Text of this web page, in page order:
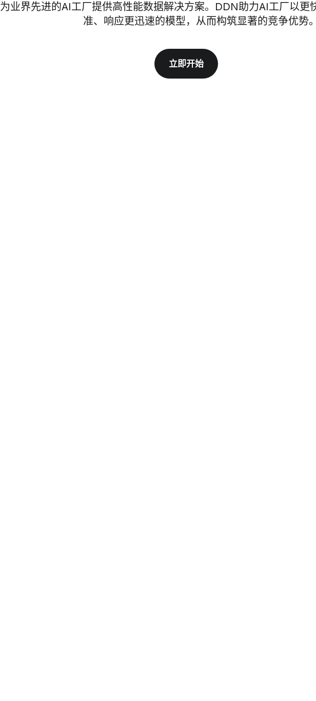
为业界先进的AI工厂提供高性能数据解决方案。DDN助力AI工厂以更
准、响应更迅速的模型，从而构筑显著的竞争优势
立即开始